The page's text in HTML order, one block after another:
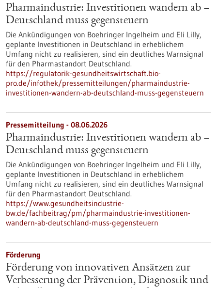
Pharmaindustrie: Investitionen wandern ab –
Deutschland muss gegensteuern
Die Ankündigungen von Boehringer Ingelheim und Eli Lilly,
geplante Investitionen in Deutschland in erheblichem
Umfang nicht zu realisieren, sind ein deutliches Warnsignal
für den Pharmastandort Deutschland.
https://regulatorik-gesundheitswirtschaft.bio-
pro.de/infothek/pressemitteilungen/pharmaindustrie-
investitionen-wandern-ab-deutschland-muss-gegensteuern
Pressemitteilung - 08.06.2026
Pharmaindustrie: Investitionen wandern ab –
Deutschland muss gegensteuern
Die Ankündigungen von Boehringer Ingelheim und Eli Lilly,
geplante Investitionen in Deutschland in erheblichem
Umfang nicht zu realisieren, sind ein deutliches Warnsignal
für den Pharmastandort Deutschland.
https://www.gesundheitsindustrie-
bw.de/fachbeitrag/pm/pharmaindustrie-investitionen-
wandern-ab-deutschland-muss-gegensteuern
Förderung
Förderung von innovativen Ansätzen zur
Verbesserung der Prävention, Diagnostik und